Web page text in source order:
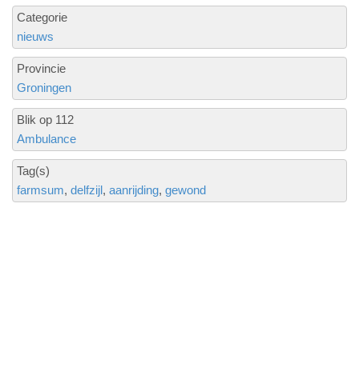
Categorie
nieuws
Provincie
Groningen
Blik op 112
Ambulance
Tag(s)
farmsum delfzijl aanrijding gewond